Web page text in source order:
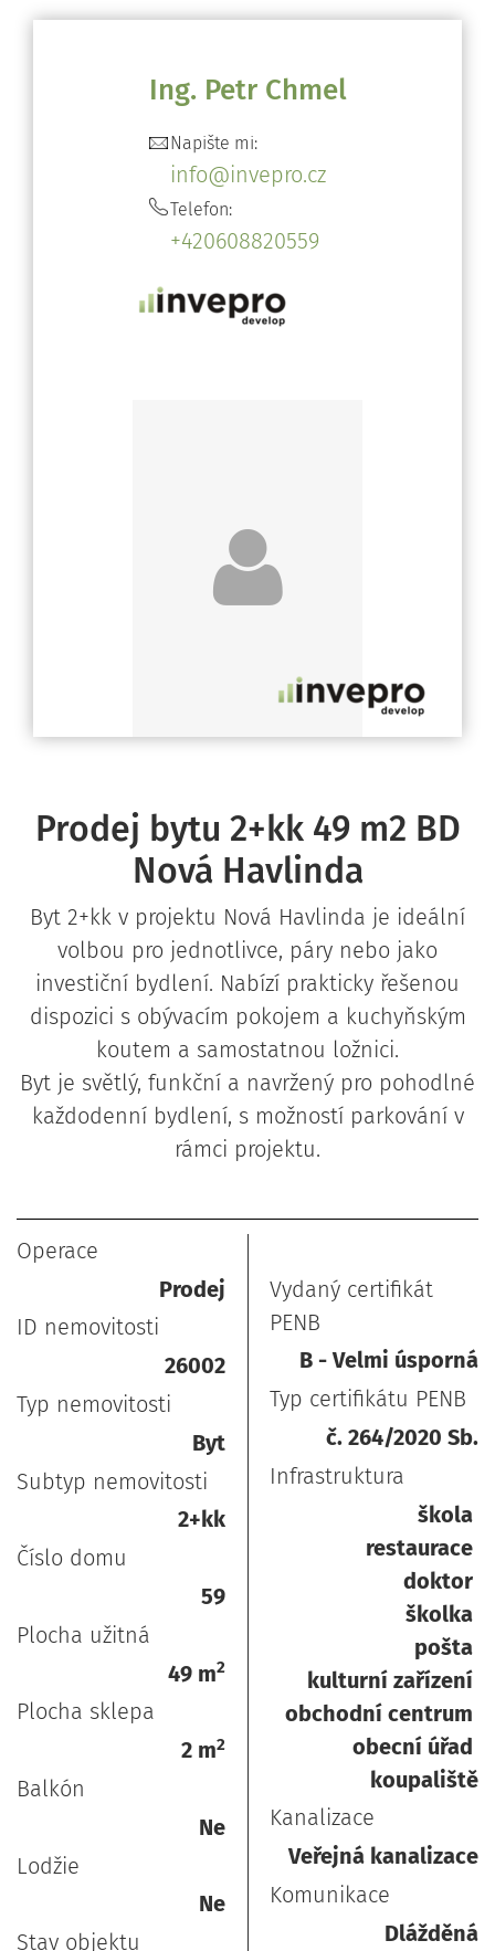
Ing. Petr Chmel
Napište mi:
info@invepro.cz
Telefon:
+420608820559
Prodej bytu 2+kk 49 m2 BD
Nová Havlinda
Byt 2+kk v projektu Nová Havlinda je ideální
volbou pro jednotlivce, páry nebo jako
investiční bydlení. Nabízí prakticky řešenou
dispozici s obývacím pokojem a kuchyňským
koutem a samostatnou ložnici.
Byt je světlý, funkční a navržený pro pohodlné
každodenní bydlení, s možností parkování v
rámci projektu.
Operace
Prodej
ID nemovitosti
26002
Typ nemovitosti
Byt
Subtyp nemovitosti
2+kk
Číslo domu
59
Plocha užitná
49 m2
Plocha sklepa
2 m2
Balkón
Ne
Lodžie
Ne
Stav objektu
Vydaný certifikát
PENB
B - Velmi úsporná
Typ certifikátu PENB
č. 264/2020 Sb.
Infrastruktura
škola
restaurace
doktor
školka
pošta
kulturní zařízení
obchodní centrum
obecní úřad
koupaliště
Kanalizace
Veřejná kanalizace
Komunikace
Dlážděná